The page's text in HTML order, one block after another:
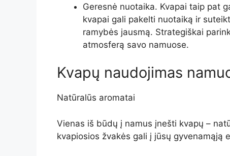
Geresnė nuotaika. Kvapai taip pat
kvapai gali pakelti nuotaiką ir
ramybės jausmą. Strategiškai
atmosferą savo namuose.
Kvapų naudojimas
Natūralūs aromatai
Vienas iš būdų į namus įnešti kvapų –
kvapiosios žvakės gali į jūsų gyvenamąją